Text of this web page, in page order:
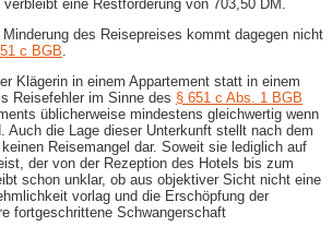
eine Restforderung von 703,50 DM.
des Reisepreises kommt dagegen nicht
c BGB
Klägerin in einem Appartement statt in einem
Reisefehler im Sinne des § 651 c Abs. 1 BGB
üblicherweise mindestens gleichwertig wenn
Auch die Lage dieser Unterkunft stellt nach dem
Reisemangel dar. Soweit sie lediglich auf
der von der Rezeption des Hotels bis zum
schon unklar, ob aus objektiver Sicht nicht eine
vorlag und die Erschöpfung der
fortgeschrittene Schwangerschaft